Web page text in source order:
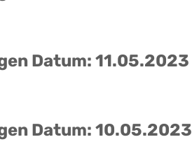
Datum: 11.05.2023
Datum: 10.05.2023